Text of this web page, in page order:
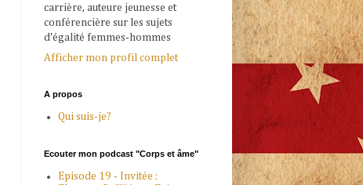
carrière, auteure jeunesse et
conférencière sur les sujets
d'égalité femmes-hommes
Afficher mon profil complet
A propos
Qui suis-je?
Ecouter mon podcast "Corps et âme"
Episode 19 - Invitée :